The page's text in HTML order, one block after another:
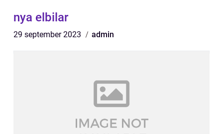
nya elbilar
29 september 2023 admin